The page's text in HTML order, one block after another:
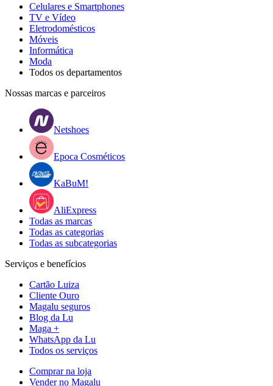
Celulares e Smartphones
TV e Vídeo
Eletrodomésticos
Móveis
Informática
Moda
Todos os departamentos
Nossas marcas e parceiros
Netshoes
Epoca Cosméticos
KaBuM!
AliExpress
Todas as marcas
Todas as categorias
Todas as subcategorias
Serviços e benefícios
Cartão Luiza
Cliente Ouro
Magalu seguros
Blog da Lu
Maga +
WhatsApp da Lu
Todos os serviços
Comprar na loja
Vender no Magalu